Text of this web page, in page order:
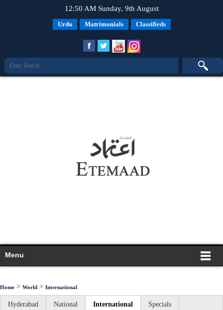
12:50 AM Sunday, 9th August
Urdu Matrimonials Classifieds
Menu
Home > World > International
Hyderabad National International Specials